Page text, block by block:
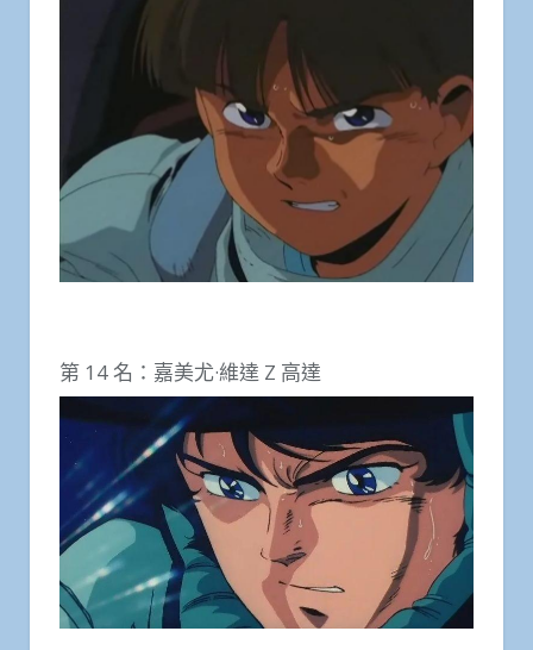
第 14 名：嘉美尤·維達 Z 高達